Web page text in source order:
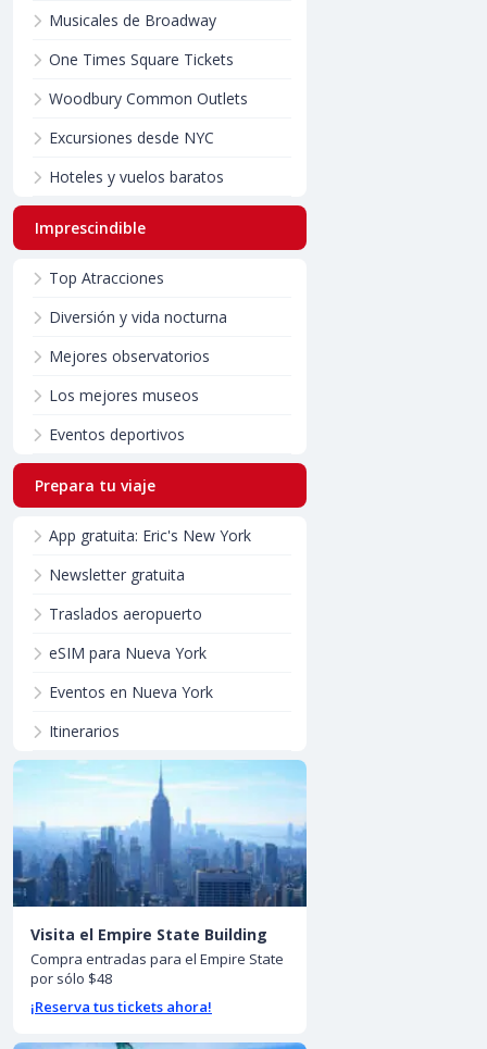
Musicales de Broadway
One Times Square Tickets
Woodbury Common Outlets
Excursiones desde NYC
Hoteles y vuelos baratos
Imprescindible
Top Atracciones
Diversión y vida nocturna
Mejores observatorios
Los mejores museos
Eventos deportivos
Prepara tu viaje
App gratuita: Eric's New York
Newsletter gratuita
Traslados aeropuerto
eSIM para Nueva York
Eventos en Nueva York
Itinerarios
Visita el Empire State Building
Compra entradas para el Empire State
por sólo $48
¡Reserva tus tickets ahora!